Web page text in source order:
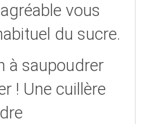
vous
du sucre.
à saupoudrer
! Une cuillère